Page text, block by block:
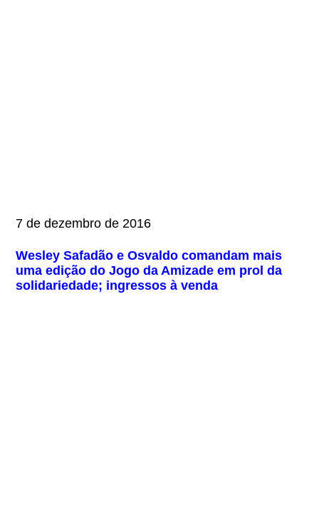
7 de dezembro de 2016
Wesley Safadão e Osvaldo comandam mais
uma edição do Jogo da Amizade em prol da
solidariedade; ingressos à venda